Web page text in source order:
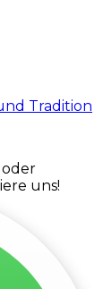
Tradition
uns!